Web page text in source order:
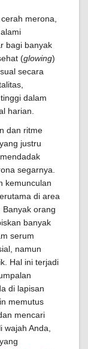
merona,
bagi banyak
(glowing)
secara
dalam
harian.
dan ritme
justru
segarnya.
kemunculan
di area
Banyak orang
banyak
serum
namun
Hal ini terjadi
di lapisan
memutus
mencari
Anda,